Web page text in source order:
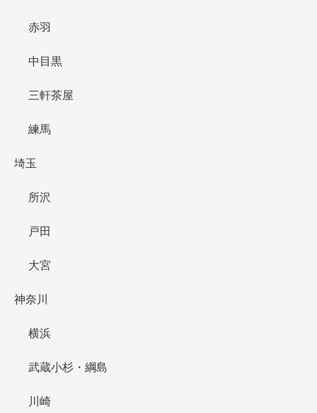
赤羽
中目黒
三軒茶屋
練馬
埼玉
所沢
戸田
大宮
神奈川
横浜
武蔵小杉・綱島
川崎